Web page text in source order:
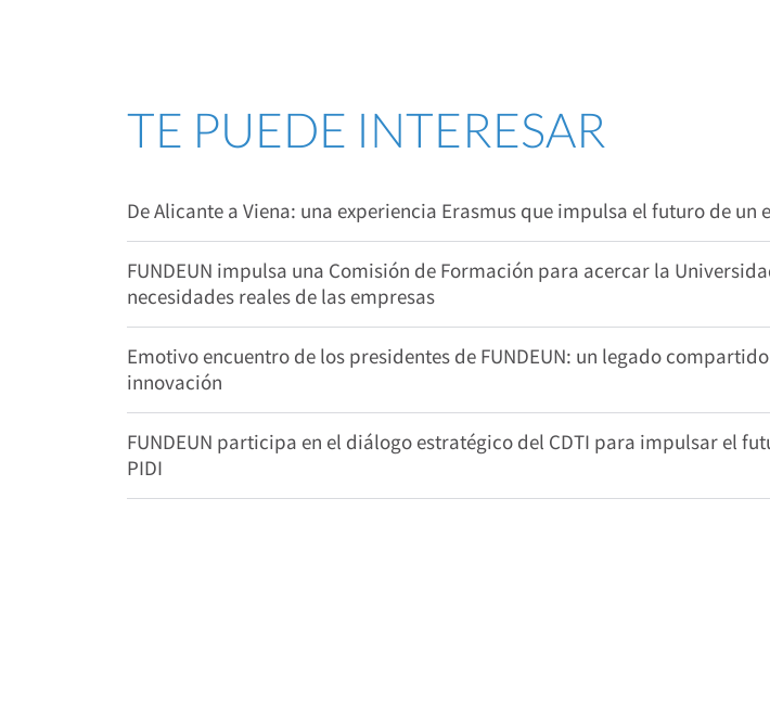
TE PUEDE INTERESAR
De Alicante a Viena: una experiencia Erasmus que impulsa el futuro de un
FUNDEUN impulsa una Comisión de Formación para acercar la
necesidades reales de las empresas
Emotivo encuentro de los presidentes de FUNDEUN: un legado
innovación
FUNDEUN participa en el diálogo estratégico del CDTI para impulsar el
PIDI